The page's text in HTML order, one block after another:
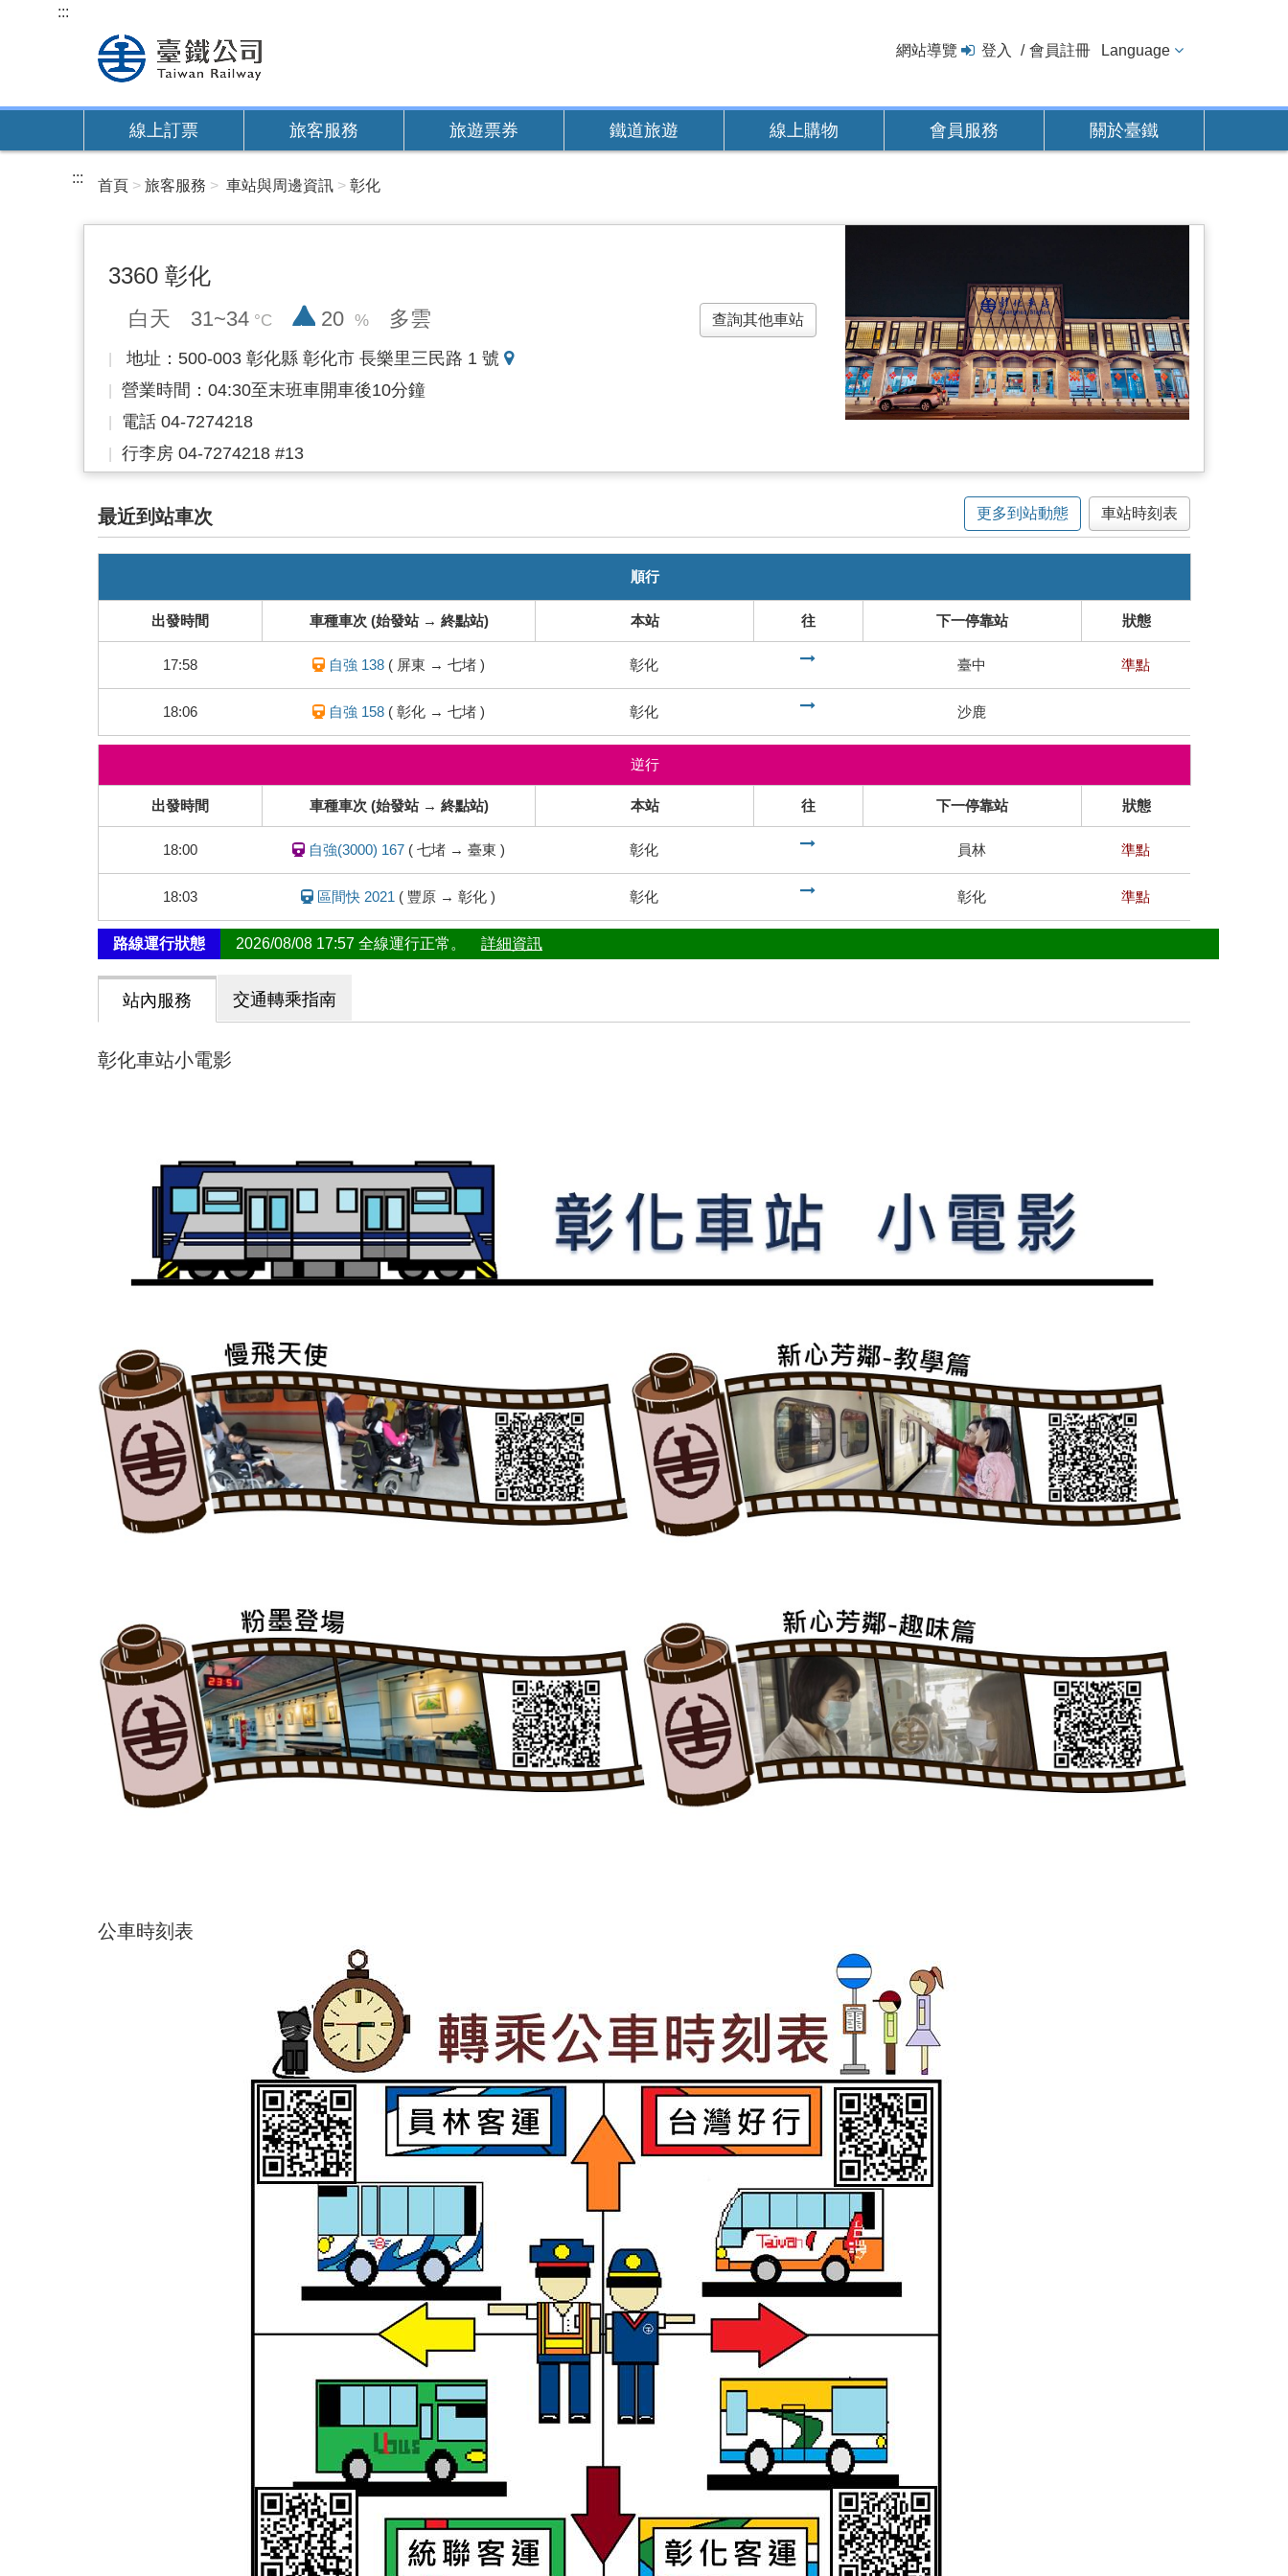
內
:::
網站導覽 登入 會員註冊 Language
線上訂票 旅客服務 旅遊票券 鐵道旅遊 線上購物 會員服務 關於臺鐵
::: 首頁 旅客服務 車站與周邊資訊 彰化
3360 彰化
查詢其他車站
白天 31~34 降雨率
20 多雲
地址：500-003 彰化縣 彰化市 長樂里三民路 1 號
營業時間：04:30至末班車開車後10分鐘
電話 04-7274218
行李房 04-7274218 #13
最近到站車次 更多到站動態 車站時刻表
順行
出發時間 車種車次 (始發站 → 終點站) 本站 往 下一停靠站 狀態
17:58 自強 138 ( 屏東 → 七堵 ) 彰化 臺中 準點
18:06 自強 158 ( 彰化 → 七堵 ) 彰化 沙鹿
車
態
逆行
出發時間 車種車次 (始發站 → 終點站) 本站 往 下一停靠站 狀態
18:00 自強(3000) 167 ( 七堵 → 臺東 ) 彰化 員林 準點
18:03 區間快 2021 ( 豐原 → 彰化 ) 彰化 彰化 準點
路線運行狀態 2026/08/08 17:57 全線運行正常。 詳細資訊
站內服務 交通轉乘指南
彰化車站小電影
公車時刻表